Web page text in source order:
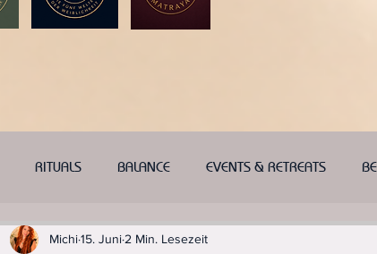
RITUALS BALANCE EVENTS & RETREATS
Michi15. Juni 2 Min. Lesezeit